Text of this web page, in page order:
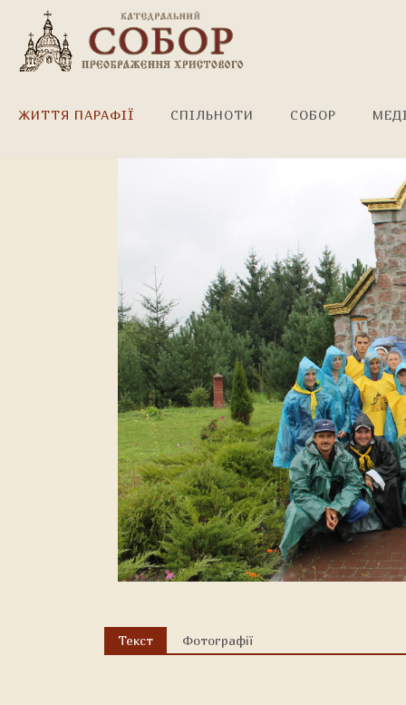
ЖИТТЯ ПАРАФІЇ СПІЛЬНОТИ СОБОР
Текст Фотографії